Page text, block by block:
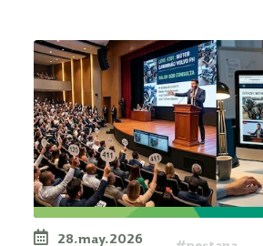
28.may.2026